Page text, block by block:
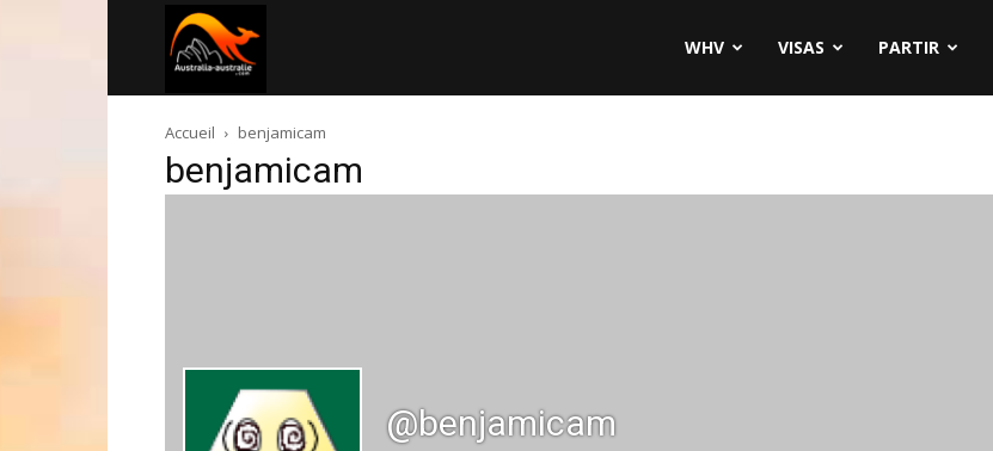
australie.com
WHV VISAS PARTIR
Accueil benjamicam
benjamicam
@benjamicam